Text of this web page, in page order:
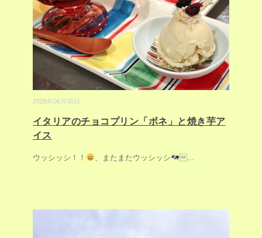
2026年06月30日
イタリアのチョコプリン「ボネ」と焼き芋ア
イス
ウッシッシ！！ 、またまたウッシッシ ...